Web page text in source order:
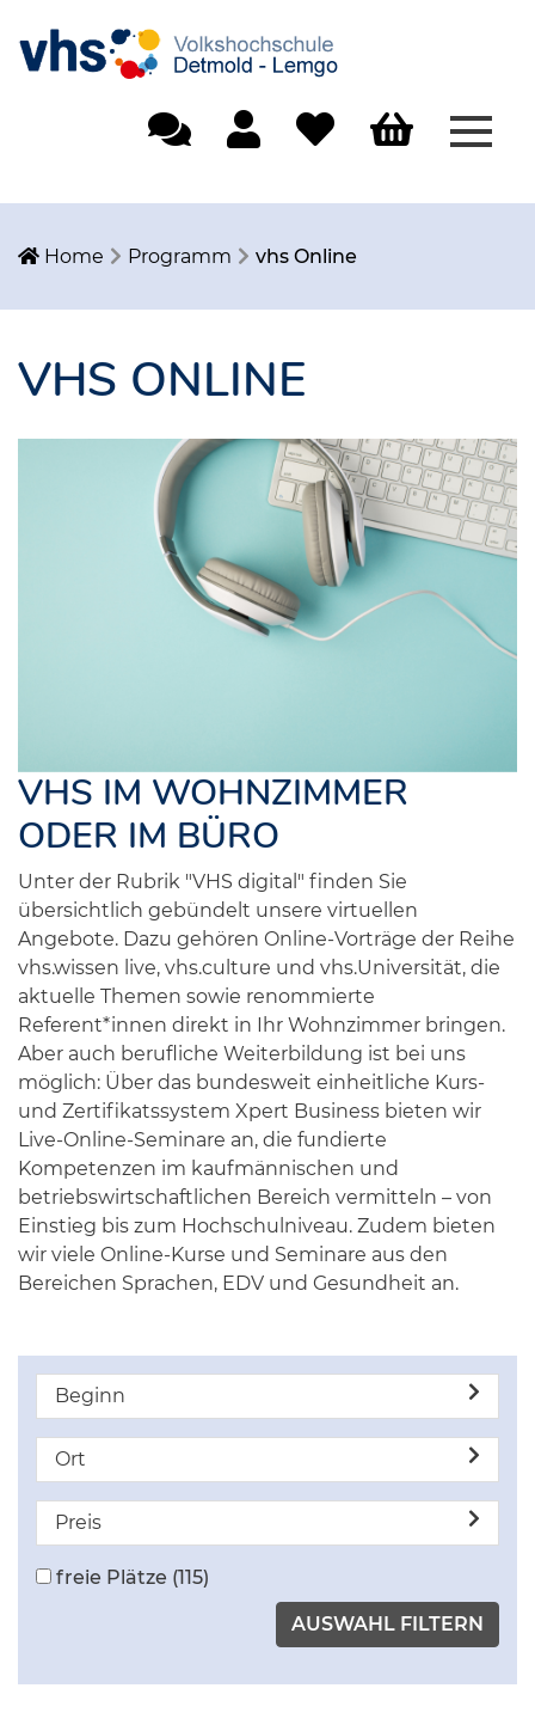
Home Programm vhs Online
VHS ONLINE
VHS IM WOHNZIMMER
ODER IM BÜRO
Unter der Rubrik "VHS digital" finden Sie
übersichtlich gebündelt unsere virtuellen
Angebote. Dazu gehören Online-Vorträge der Reihe
vhs.wissen live, vhs.culture und vhs.Universität, die
aktuelle Themen sowie renommierte
Referent*innen direkt in Ihr Wohnzimmer bringen.
Aber auch berufliche Weiterbildung ist bei uns
möglich: Über das bundesweit einheitliche Kurs-
und Zertifikatssystem Xpert Business bieten wir
Live-Online-Seminare an, die fundierte
Kompetenzen im kaufmännischen und
betriebswirtschaftlichen Bereich vermitteln – von
Einstieg bis zum Hochschulniveau. Zudem bieten
wir viele Online-Kurse und Seminare aus den
Bereichen Sprachen, EDV und Gesundheit an.
Beginn
Ort
Preis
freie Plätze (115)